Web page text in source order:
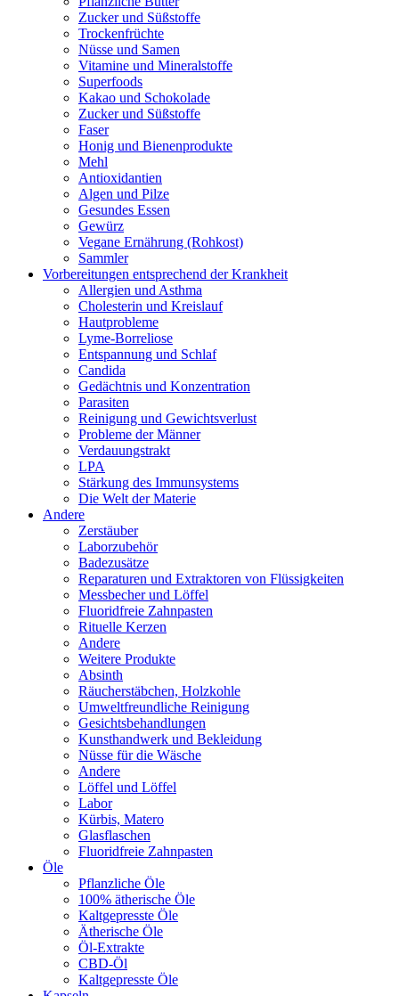
Zucker und Süßstoffe
Trockenfrüchte
Nüsse und Samen
Vitamine und Mineralstoffe
Superfoods
Kakao und Schokolade
Zucker und Süßstoffe
Faser
Honig und Bienenprodukte
Mehl
Antioxidantien
Algen und Pilze
Gesundes Essen
Gewürz
Vegane Ernährung (Rohkost)
Sammler
Vorbereitungen entsprechend der Krankheit
Allergien und Asthma
Cholesterin und Kreislauf
Hautprobleme
Lyme-Borreliose
Entspannung und Schlaf
Candida
Gedächtnis und Konzentration
Parasiten
Reinigung und Gewichtsverlust
Probleme der Männer
Verdauungstrakt
LPA
Stärkung des Immunsystems
Die Welt der Materie
Andere
Zerstäuber
Laborzubehör
Badezusätze
Reparaturen und Extraktoren von Flüssigkeiten
Messbecher und Löffel
Fluoridfreie Zahnpasten
Rituelle Kerzen
Andere
Weitere Produkte
Absinth
Räucherstäbchen, Holzkohle
Umweltfreundliche Reinigung
Gesichtsbehandlungen
Kunsthandwerk und Bekleidung
Nüsse für die Wäsche
Andere
Löffel und Löffel
Labor
Kürbis, Matero
Glasflaschen
Fluoridfreie Zahnpasten
Öle
Pflanzliche Öle
100% ätherische Öle
Kaltgepresste Öle
Ätherische Öle
Öl-Extrakte
CBD-Öl
Kaltgepresste Öle